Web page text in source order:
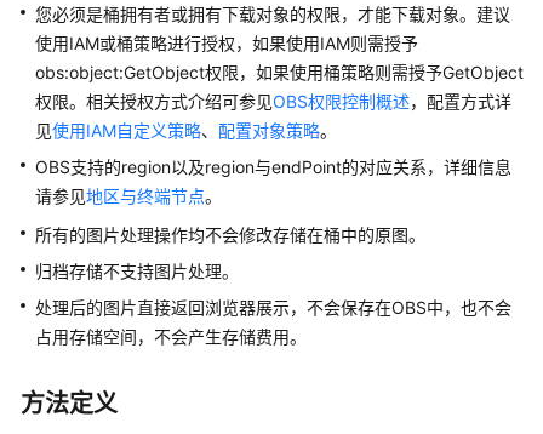
明
快
速
入
用
户
南
权
配
置
您必须是桶拥有者或拥有下载对象的权限，才能下载对象。建议
使用IAM或桶策略进行授权，如果使用IAM则需授予
obs:object:GetObject权限，如果使用桶策略则需授予GetObject
权限。相关授权方式介绍可参见OBS权限控制概述，配置方式详
见使用IAM自定义策略、 配置对象策略。
OBS支持的region以及region与endPoint的对应关系，详细信息
请参见地区与终端节点。
所有的图片处理操作均不会修改存储在桶中的原图。
归档存储不支持图片处理。
处理后的图片直接返回浏览器展示，不会保存在OBS中，也不会
占用存储空间，不会产生存储费用。
方法定义